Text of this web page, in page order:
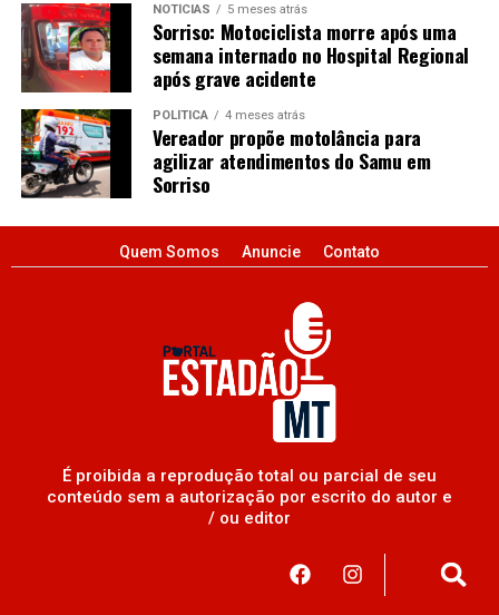
NOTÍCIAS 5 meses atrás
Sorriso: Motociclista morre após uma
semana internado no Hospital Regional
após grave acidente
POLÍTICA 4 meses atrás
Vereador propõe motolância para
agilizar atendimentos do Samu em
Sorriso
Quem Somos Anuncie Contato
É proibida a reprodução total ou parcial de seu
conteúdo sem a autorização por escrito do autor e
/ ou editor